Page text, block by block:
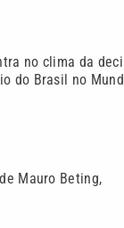
no clima da
do Brasil no
Mauro Beting,